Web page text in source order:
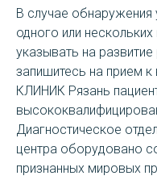
В случае
одного или
указывать на
запишитесь на прием
КЛИНИК Рязань
Диагностическое
центра оборудовано
признанных мировых